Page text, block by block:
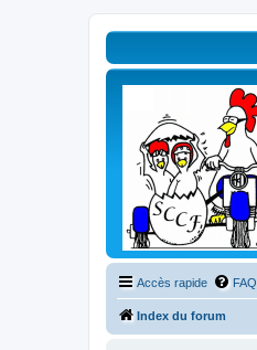
Accès rapide FAQ
Index du forum